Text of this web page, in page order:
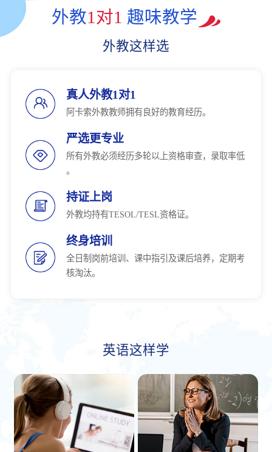
外教1对1 趣味教学
外教这样选
真人外教1对1
阿卡索外教教师拥有良好的教育经历。
严选更专业
所有外教必须经历多轮以上资格审查，录取率低
。
持证上岗
外教均持有TESOL/TESL资格证。
终身培训
全日制岗前培训、课中指引及课后培养，定期考
核淘汰。
英语这样学